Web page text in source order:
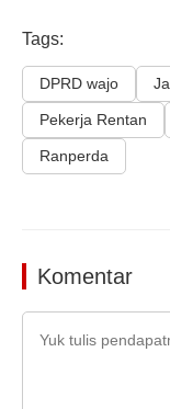
Tags:
DPRD wajo
Pekerja Rentan
Ranperda
Komentar